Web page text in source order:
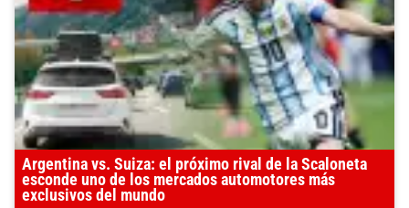
Argentina vs. Suiza: el próximo rival de la Scaloneta
esconde uno de los mercados automotores más
exclusivos del mundo